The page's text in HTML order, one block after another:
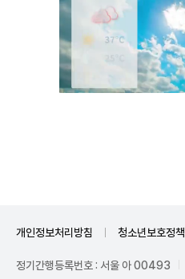
개인정보처리방침 청소년보호정책
정기간행등록번호 : 서울 아 00493